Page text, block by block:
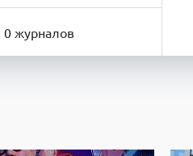
0 журналов